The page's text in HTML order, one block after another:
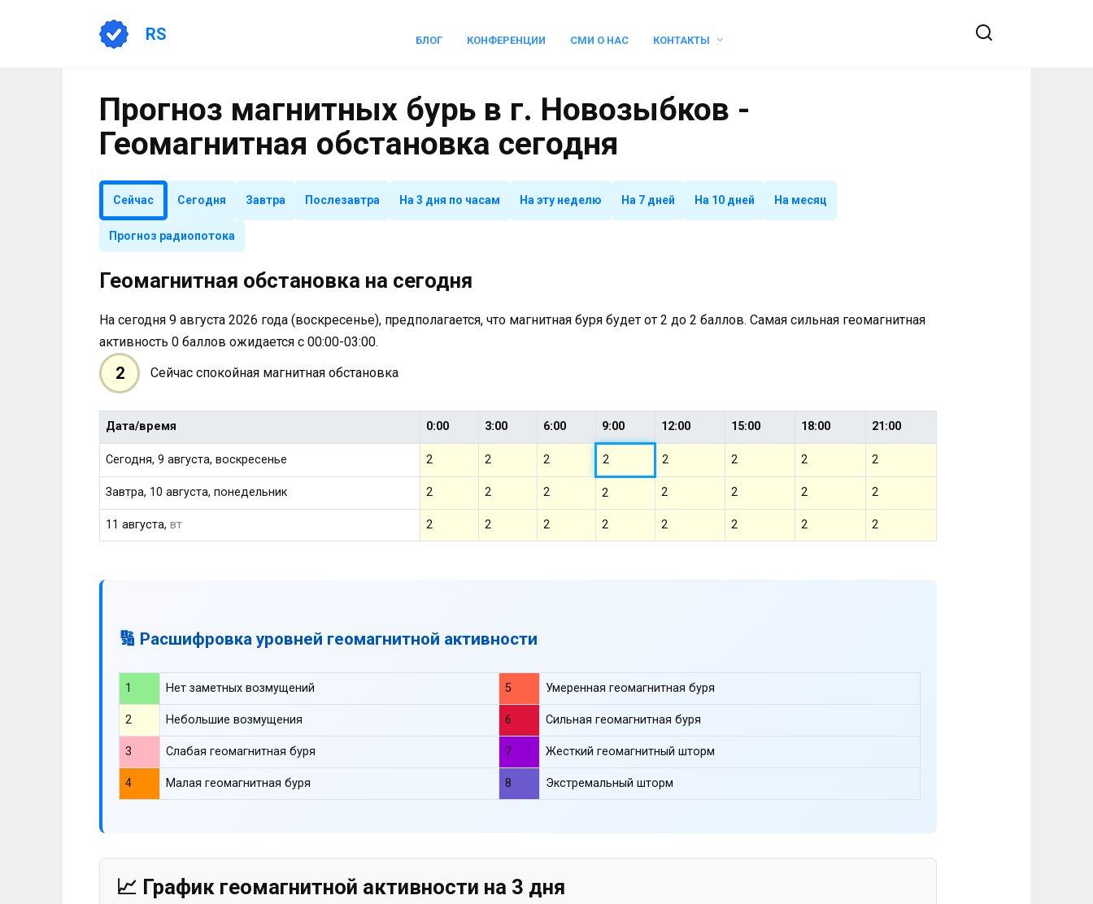
RS БЛОГ КОНФЕРЕНЦИИ СМИ О НАС КОНТАКТЫ
Прогноз магнитных бурь в г. Новозыбков -
Геомагнитная обстановка сегодня
Сейчас Сегодня Завтра Послезавтра На 3 дня по часам На эту неделю На 7 дней На 10 дней На месяц
Прогноз радиопотока
Геомагнитная обстановка на сегодня
На сегодня 9 августа 2026 года (воскресенье), предполагается, что магнитная буря будет от 2 до 2 баллов. Самая сильная геомагнитная
активность 0 баллов ожидается с 00:00-03:00.
2 Сейчас спокойная магнитная обстановка
Дата/время 0:00 3:00 6:00 9:00 12:00 15:00 18:00 21:00
Сегодня, 9 августа, воскресенье 2 2 2 2 2 2 2 2
Завтра, 10 августа, понедельник 2 2 2 2 2 2 2 2
11 августа,вт 2 2 2 2 2 2 2 2
🔢 Расшифровка уровней геомагнитной активности
1 Нет заметных возмущений 5 Умеренная геомагнитная буря
2 Небольшие возмущения 6 Сильная геомагнитная буря
3 Слабая геомагнитная буря 7 Жесткий геомагнитный шторм
4 Малая геомагнитная буря 8 Экстремальный шторм
📈 График геомагнитной активности на 3 дня